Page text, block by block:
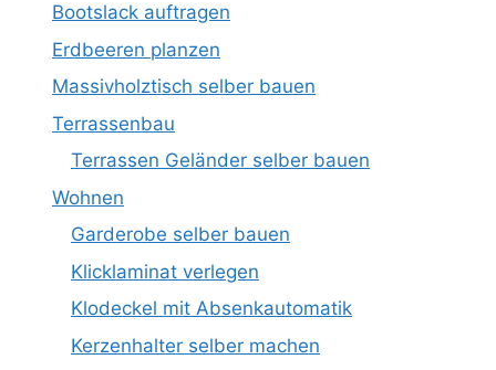
Bootslack auftragen
Erdbeeren planzen
Massivholztisch selber bauen
Terrassenbau
Terrassen Geländer selber bauen
Wohnen
Garderobe selber bauen
Klicklaminat verlegen
Klodeckel mit Absenkautomatik
Kerzenhalter selber machen